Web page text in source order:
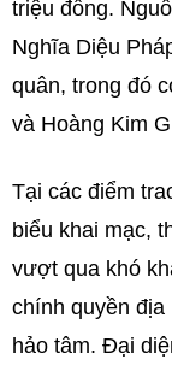
triệu đồng.
Nghĩa Diệu
quân, trong đó
và Hoàng Kim
Tại các điểm
biểu khai mạc,
vượt qua khó
chính quyền
hảo tâm. Đại